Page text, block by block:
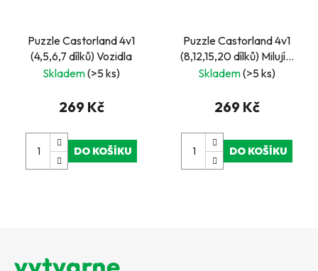
Puzzle Castorland 4v1
(4,5,6,7 dílků) Vozidla
Skladem(>5 ks)
269 Kč
DO KOŠÍKU
Puzzle Castorland 4v1
(8,12,15,20 dílků) Milující
zvířátka (Loving animals)
Skladem(>5 ks)
269 Kč
DO KOŠÍKU